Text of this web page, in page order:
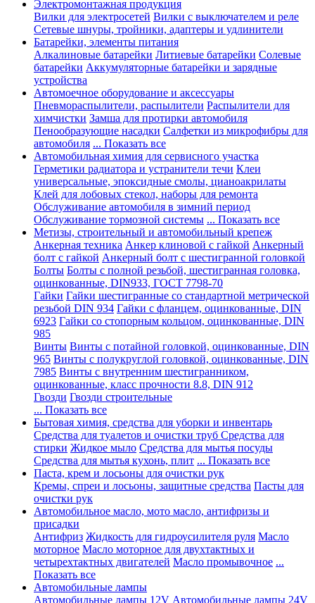
Электромонтажная продукция
Вилки для электросетей Вилки с выключателем и реле
Сетевые шнуры, тройники, адаптеры и удлинители
Батарейки, элементы питания
Алкалиновые батарейки Литиевые батарейки Солевые
батарейки Аккумуляторные батарейки и зарядные
устройства
Автомоечное оборудование и аксессуары
Пневмораспылители, распылители Распылители для
химчистки Замша для протирки автомобиля
Пенообразующие насадки Салфетки из микрофибры для
автомобиля ... Показать все
Автомобильная химия для сервисного участка
Герметики радиатора и устранители течи Клеи
универсальные, эпоксидные смолы, цианоакрилаты
Клей для лобовых стекол, наборы для ремонта
Обслуживание автомобиля в зимний период
Обслуживание тормозной системы ... Показать все
Метизы, строительный и автомобильный крепеж
Анкерная техника Анкер клиновой с гайкой Анкерный
болт с гайкой Анкерный болт с шестигранной головкой
Болты Болты с полной резьбой, шестигранная головка,
оцинкованные, DIN933, ГОСТ 7798-70
Гайки Гайки шестигранные со стандартной метрической
резьбой DIN 934 Гайки с фланцем, оцинкованные, DIN
6923 Гайки со стопорным кольцом, оцинкованные, DIN
985
Винты Винты с потайной головкой, оцинкованные, DIN
965 Винты с полукруглой головкой, оцинкованные, DIN
7985 Винты с внутренним шестигранником,
оцинкованные, класс прочности 8.8, DIN 912
Гвозди Гвозди строительные
... Показать все
Бытовая химия, средства для уборки и инвентарь
Средства для туалетов и очистки труб Средства для
стирки Жидкое мыло Средства для мытья посуды
Средства для мытья кухонь, плит ... Показать все
Паста, крем и лосьоны для очистки рук
Кремы, спреи и лосьоны, защитные средства Пасты для
очистки рук
Автомобильное масло, мото масло, антифризы и
присадки
Антифриз Жидкость для гидроусилителя руля Масло
моторное Масло моторное для двухтактных и
четырехтактных двигателей Масло промывочное ...
Показать все
Автомобильные лампы
Автомобильные лампы 12V Автомобильные лампы 24V